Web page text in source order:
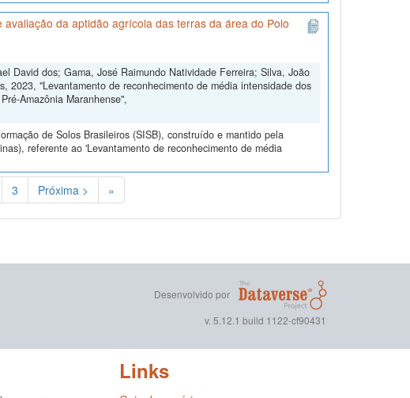
da aptidão agrícola das terras da área do Polo
David dos; Gama, José Raimundo Natividade Ferreira; Silva, João
2023, "Levantamento de reconhecimento de média intensidade dos
Amazônia Maranhense",
de Solos Brasileiros (SISB), construído e mantido pela
referente ao 'Levantamento de reconhecimento de média
3 Próxima > »
Desenvolvido por
v. 5.12.1 build 1122-cf90431
Links